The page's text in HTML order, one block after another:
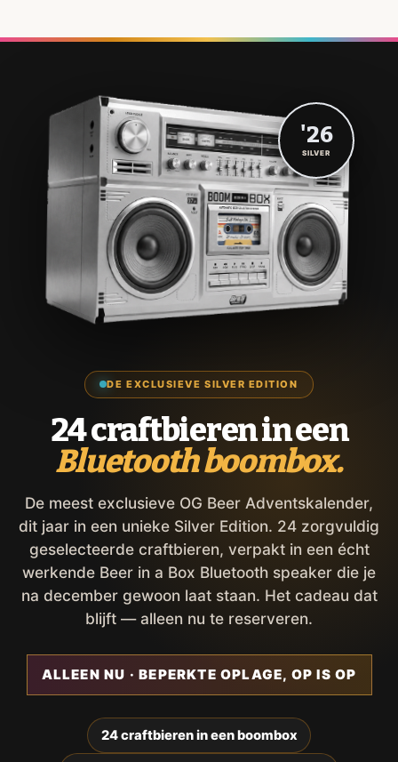
DE EXCLUSIEVE SILVER EDITION
24 craftbieren in een
Bluetooth boombox.
De meest exclusieve OG Beer Adventskalender,
dit jaar in een unieke Silver Edition. 24 zorgvuldig
geselecteerde craftbieren, verpakt in een écht
werkende Beer in a Box Bluetooth speaker die je
na december gewoon laat staan. Het cadeau dat
blijft — alleen nu te reserveren.
ALLEEN NU · BEPERKTE OPLAGE, OP IS OP
24 craftbieren in een boombox
'26
SILVER